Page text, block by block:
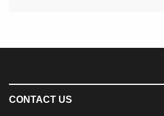
CONTACT US